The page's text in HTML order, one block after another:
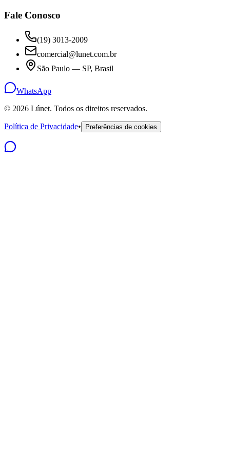
Fale Conosco
(19) 3013-2009
comercial@lunet.com.br
São Paulo — SP, Brasil
WhatsApp
© 2026 Lúnet. Todos os direitos reservados.
Política de Privacidade• Preferências de cookies